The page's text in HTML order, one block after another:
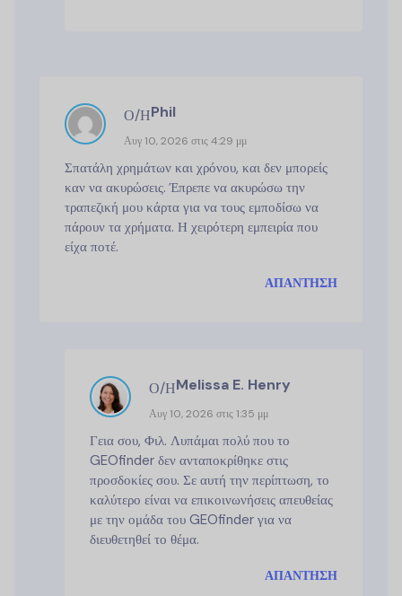
Ο/ΗPhil
Αυγ 10, 2026 στις 4:29 μμ
Σπατάλη χρημάτων και χρόνου, και δεν μπορείς
καν να ακυρώσεις. Έπρεπε να ακυρώσω την
τραπεζική μου κάρτα για να τους εμποδίσω να
πάρουν τα χρήματα. Η χειρότερη εμπειρία που
είχα ποτέ.
ΑΠΆΝΤΗΣΗ
Ο/ΗMelissa E. Henry
Αυγ 10, 2026 στις 1:35 μμ
Γεια σου, Φιλ. Λυπάμαι πολύ που το
GEOfinder δεν ανταποκρίθηκε στις
προσδοκίες σου. Σε αυτή την περίπτωση, το
καλύτερο είναι να επικοινωνήσεις απευθείας
με την ομάδα του GEOfinder για να
διευθετηθεί το θέμα.
ΑΠΆΝΤΗΣΗ